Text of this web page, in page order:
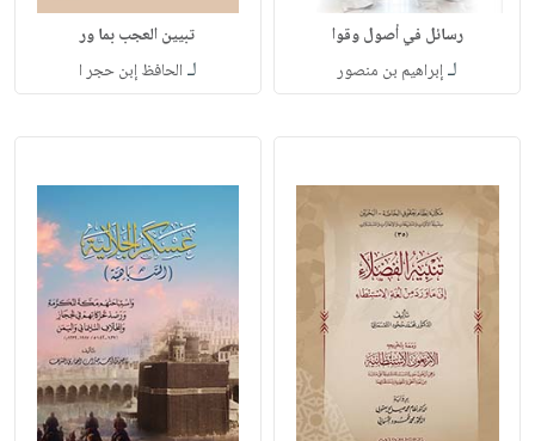
رسائل في أصول وقوا
لـإبراهيم بن منصور
تبيين العجب بما ور
لـ الحافظ إبن حجر ا